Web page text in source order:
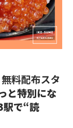
料配布スタ
と特別にな
で“読